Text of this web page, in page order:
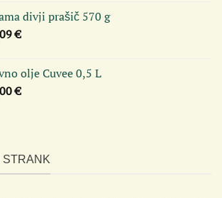
STRANK
divji prašič 570 g
€
olje Cuvee 0,5 L
€